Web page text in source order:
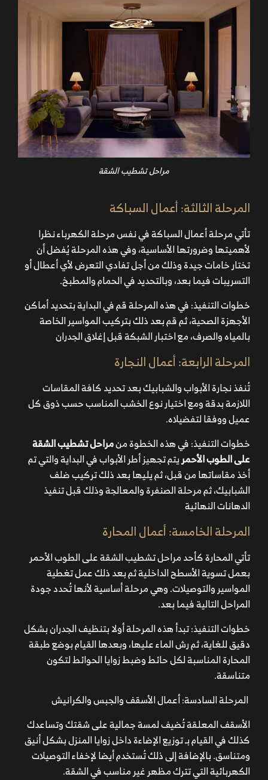
تتميز الشركة بتقديم جودة عالية للغاية تناسب متطلبات
العملاء.
تحرص الشركة على تنفيذ التشطيبات في الوقت المناسب
وأعلى جودة.
توفر الشركة أسعار مناسبة مع العملاء وتختلف مع اختلاف
المواد والخامات المستخدمة.
مراحل تشطيب الشقة
المرحلة الثالثة: أعمال السباكة
تأتي مرحلة أعمال السباكة في نفس مرحلة الكهرباء نظرا
لأهميتها وضرورتها الأساسية، وفي هذه المرحلة يُفضل أن
تختار خامات جيدة وذلك من أجل تفادي التعرض لأي أعطال أو
التسريبات فيما بعد، وبالتحديد في الحمام والمطبخ.
خطوات التنفيذ: في هذه المرحلة قم في البداية بتحديد أماكن
الأجهزة الصحية، ثم قم بعد ذلك بتركيب المواسير الخاصة
بالمياه والصرف، مع اختبار الشبكة قبل إغلاق الجدران
المرحلة الرابعة: أعمال النجارة
تُنفذ نجارة الأبواب والشبابيك بعد تحديد كافة المقاسات
اللازمة بدقة ومع اختيار نوع الخشب المناسب حسب ذوق كل
عميل ووفقا لتفضيلاه.
خطوات التنفيذ: في هذه الخطوة منمراحل تشطيب الشقة
على الطوب الأحمريتم تجهيز أطر الأبواب في البداية والتي تم
أخذ مقاساتها من قبل، ثم يليها بعد ذلك تركيب ضلف
الشبابيك، ثم مرحلة الصنفرة والمعالجة وذلك قبل تنفيذ
الدهانات النهائية
المرحلة الخامسة: أعمال المحارة
تأتي المحارة كأحد مراحل تشطيب الشقة على الطوب الأحمر
بعمل تسوية الأسطح الداخلية ثم بعد ذلك عمل تغطية
المواسير والتوصيلات. وهي مرحلة أساسية لأنها تُحدد جودة
المراحل التالية فيما بعد.
خطوات التنفيذ: تبدأ هذه المرحلة أولا بتنظيف الجدران بشكل
دقيق للغاية، ثم رش الماء عليها، وبعدها القيام بوضع طبقة
المحارة المناسبة لكل حائط وضبط زوايا الحوائط لتكون
متناسقة.
المرحلة السادسة: أعمال الأسقف والجبس والكرانيش
الأسقف المعلقة تُضيف لمسة جمالية على شقتك وتساعدك
كذلك في القيام بـ توزيع الإضاءة داخل زوايا المنزل بشكل أنيق
ومتناسق. بالإضافة إلى ذلك تُستخدم أيضا لإخفاء التوصيلات
الكهربائية التي تترك مظهر غير مناسب في الشقة.